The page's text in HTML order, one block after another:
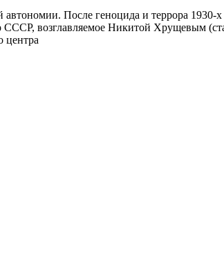
После геноцида и террора 1930-
возглавляемое Никитой Хрущевым
центра